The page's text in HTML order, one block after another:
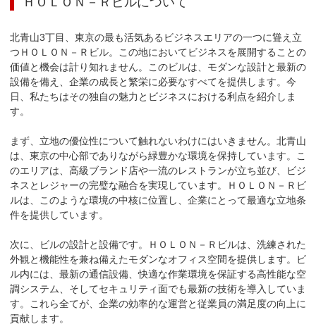
北青山3丁目、東京の最も活気あるビジネスエリアの一つに聳え立
つＨＯＬＯＮ－Ｒビル。この地においてビジネスを展開することの
価値と機会は計り知れません。このビルは、モダンな設計と最新の
設備を備え、企業の成長と繁栄に必要なすべてを提供します。今
日、私たちはその独自の魅力とビジネスにおける利点を紹介しま
す。
まず、立地の優位性について触れないわけにはいきません。北青山
は、東京の中心部でありながら緑豊かな環境を保持しています。こ
のエリアは、高級ブランド店や一流のレストランが立ち並び、ビジ
ネスとレジャーの完璧な融合を実現しています。ＨＯＬＯＮ－Ｒビ
ルは、このような環境の中核に位置し、企業にとって最適な立地条
件を提供しています。
次に、ビルの設計と設備です。ＨＯＬＯＮ－Ｒビルは、洗練された
外観と機能性を兼ね備えたモダンなオフィス空間を提供します。ビ
ル内には、最新の通信設備、快適な作業環境を保証する高性能な空
調システム、そしてセキュリティ面でも最新の技術を導入していま
す。これら全てが、企業の効率的な運営と従業員の満足度の向上に
貢献します。